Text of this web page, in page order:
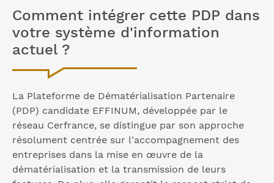
Comment intégrer cette PDP dans
votre système d'information
actuel ?
La Plateforme de Dématérialisation Partenaire
(PDP) candidate EFFINUM, développée par le
réseau Cerfrance, se distingue par son approche
résolument centrée sur l'accompagnement des
entreprises dans la mise en œuvre de la
dématérialisation et la transmission de leurs